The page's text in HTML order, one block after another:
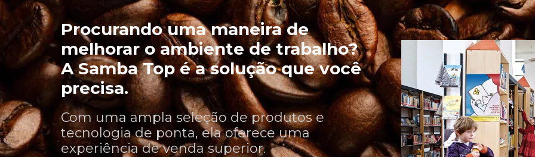
Procurando uma maneira de
melhorar o ambiente de trabalho?
A Samba Top é a solução que você
precisa.
Com uma ampla seleção de produtos e
tecnologia de ponta, ela oferece uma
experiência de venda superior.